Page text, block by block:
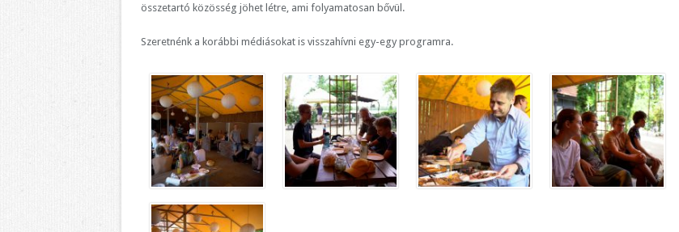
összetartó közösség jöhet létre, ami folyamatosan bővül.
Szeretnénk a korábbi médiásokat is visszahívni egy-egy programra.